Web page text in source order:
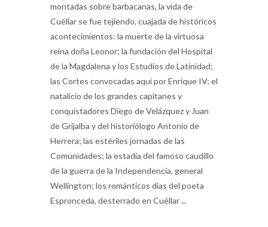
Cuéllar se fue tejiendo, cuajada de históricos
acontecimientos: la muerte de la virtuosa
reina doña Leonor; la fundación del Hospital
de la Magdalena y los Estudios de Latinidad;
las Cortes convocadas aquí por Enrique IV; el
natalicio de los grandes capitanes y
conquistadores Diego de Velázquez y Juan
de Grijalba y del historiólogo Antonio de
Herrera; las estériles jornadas de las
Comunidades; la estadía del famoso caudillo
de la guerra de la Independencia, general
Wellington; los románticos días del poeta
Espronceda, desterrado en Cuéllar ...